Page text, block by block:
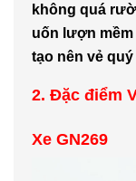
không quá
uốn lượn
tạo nên vẻ
2. Đặc điểm
Xe GN269